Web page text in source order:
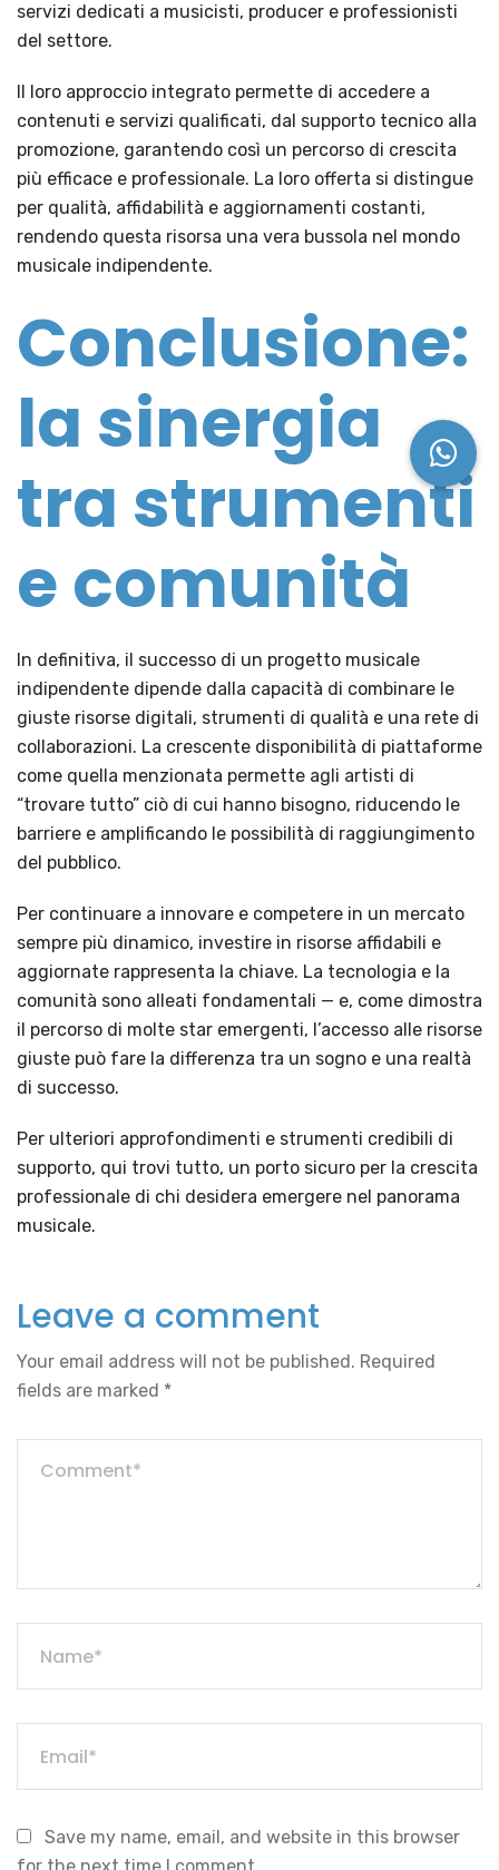
servizi dedicati a musicisti, producer e professionisti
del settore.
Il loro approccio integrato permette di accedere a
contenuti e servizi qualificati, dal supporto tecnico alla
promozione, garantendo così un percorso di crescita
più efficace e professionale. La loro offerta si distingue
per qualità, affidabilità e aggiornamenti costanti,
rendendo questa risorsa una vera bussola nel mondo
musicale indipendente.
Conclusione:
la sinergia
tra strumenti
e comunità
In definitiva, il successo di un progetto musicale
indipendente dipende dalla capacità di combinare le
giuste risorse digitali, strumenti di qualità e una rete di
collaborazioni. La crescente disponibilità di piattaforme
come quella menzionata permette agli artisti di
“trovare tutto” ciò di cui hanno bisogno, riducendo le
barriere e amplificando le possibilità di raggiungimento
del pubblico.
Per continuare a innovare e competere in un mercato
sempre più dinamico, investire in risorse affidabili e
aggiornate rappresenta la chiave. La tecnologia e la
comunità sono alleati fondamentali — e, come dimostra
il percorso di molte star emergenti, l’accesso alle risorse
giuste può fare la differenza tra un sogno e una realtà
di successo.
Per ulteriori approfondimenti e strumenti credibili di
supporto, qui trovi tutto, un porto sicuro per la crescita
professionale di chi desidera emergere nel panorama
musicale.
Leave a comment
Your email address will not be published. Required
fields are marked *
Save my name, email, and website in this browser